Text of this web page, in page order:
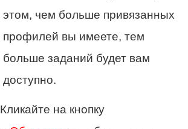
этом, чем больше привязанных
профилей вы имеете, тем
больше заданий будет вам
доступно.
Кликайте на кнопку